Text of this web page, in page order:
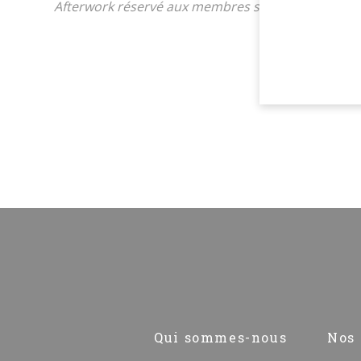
Afterwork réservé aux membres si vous
Qui sommes-nous Nos